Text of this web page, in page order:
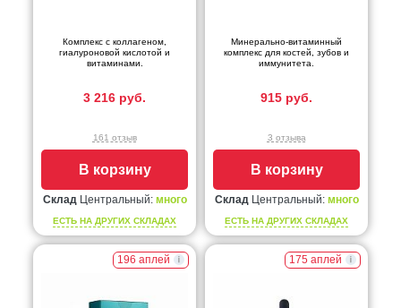
Комплекс с коллагеном,
гиалуроновой кислотой и
витаминами.
3 216 руб.
161 отзыв
В корзину
СкладЦентральный: много
ЕСТЬ НА ДРУГИХ СКЛАДАХ
Минерально-витаминный
комплекс для костей, зубов и
иммунитета.
915 руб.
3 отзыва
В корзину
СкладЦентральный: много
ЕСТЬ НА ДРУГИХ СКЛАДАХ
196 аплей 175 аплей